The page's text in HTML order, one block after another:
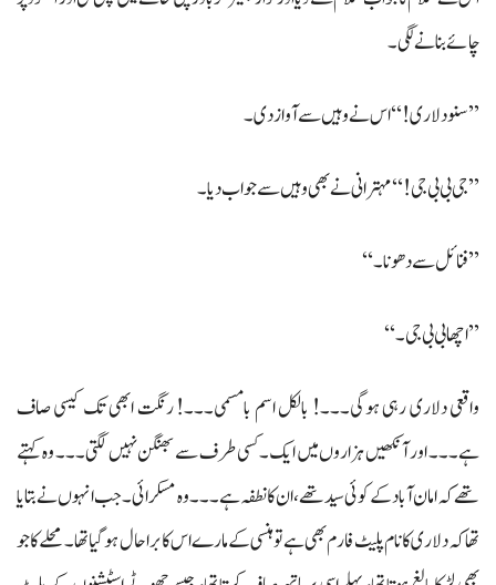
چائے بنانے لگی۔
’’سنو دلاری!‘‘ اس نے وہیں سے آواز دی۔
’’جی بی بی جی!‘‘ مہترانی نے بھی وہیں سے جواب دیا۔
’’فنائل سے دھونا۔‘‘
’’اچھا بی بی جی۔‘‘
واقعی دلاری رہی ہوگی۔۔۔! بالکل اسم بامسمی۔۔۔! رنگت ابھی تک کیسی صاف
ہے۔۔۔ اور آنکھیں ہزاروں میں ایک۔ کسی طرف سے بھنگن نہیں لگتی۔۔۔ وہ کہتے
تھے کہ امان آباد کے کوئی سید تھے، ان کا نطفہ ہے۔۔۔ وہ مسکرائی۔ جب انہوں نے بتایا
تھا کہ دلاری کا نام پلیٹ فارم بھی ہے تو ہنسی کے مارے اس کا برا حال ہو گیا تھا۔ محلے کا جو